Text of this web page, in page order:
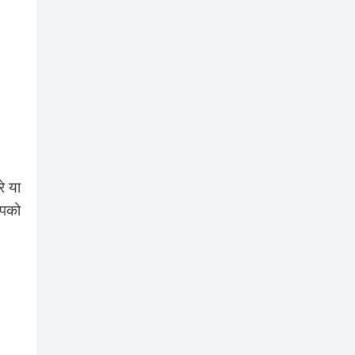
या